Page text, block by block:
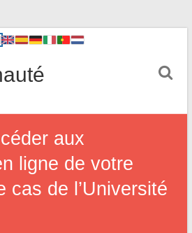
aux
ligne de votre
cas de l’Université